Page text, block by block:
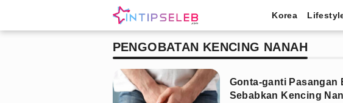
Korea
PENGOBATAN KENCING NANAH
Gonta-ganti Pasangan
Sebabkan Kencing